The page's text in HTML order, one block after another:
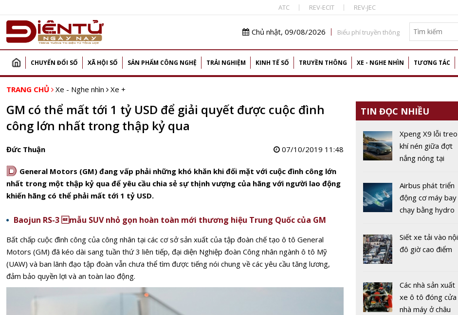
ATC REV-ECIT REV-JEC
Chủ nhật, 09/08/2026 Biểu phí truyền thông
CHUYỂN ĐỔI SỐ XÃ HỘI SỐ SẢN PHẨM CÔNG NGHỆ TRẢI NGHIỆM KINH TẾ SỐ TRUYỀN THÔNG XE - NGHE NHÌN TƯƠNG TÁC
TRANG CHỦ Xe - Nghe nhìn Xe +
GM có thể mất tới 1 tỷ USD để giải quyết được cuộc đình
công lớn nhất trong thập kỷ qua
Đức Thuận 07/10/2019 11:48
D General Motors (GM) đang vấp phải những khó khăn khi đối mặt với cuộc đình công lớn
nhất trong một thập kỷ qua để yêu cầu chia sẻ sự thịnh vượng của hãng với người lao động
khiến hãng có thể phải mất tới 1 tỷ USD.
Baojun RS-3 mẫu SUV nhỏ gọn hoàn toàn mới thương hiệu Trung Quốc của GM
Bất chấp cuộc đình công của công nhân tại các cơ sở sản xuất của tập đoàn chế tạo ô tô General
Motors (GM) đã kéo dài sang tuần thứ 3 liên tiếp, đại diện Nghiệp đoàn Công nhân ngành ô tô Mỹ
(UAW) và ban lãnh đạo tập đoàn vẫn chưa thể tìm được tiếng nói chung về các yêu cầu tăng lương,
đảm bảo quyền lợi và an toàn lao động.
TIN ĐỌC NHIỀU
Xpeng X9 lỗi treo
khí nén giữa đợt
nắng nóng tại
Airbus phát triển
động cơ máy bay
chạy bằng hydro
giới
Siết xe tải vào nội
đô giờ cao điểm
Các nhà sản xuất
xe ô tô đóng cửa
nhà máy ở châu